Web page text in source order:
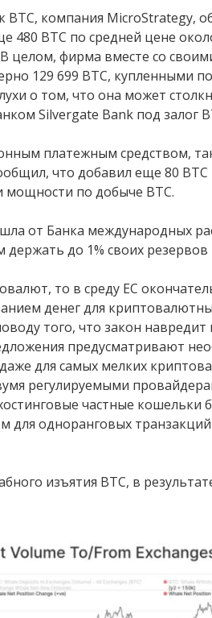
компания MicroStrategy,
480 BTC по средней цене
целом, фирма вместе со
129 699 BTC, купленными
о том, что она может
Silvergate Bank под залог
платежным средством,
что добавил еще 80 BTC
мощности по добыче BTC.
от Банка международных
до 1% своих резервов
то в среду ЕС
денег для
того, что закон
предусматривают
для самых мелких
регулируемыми
частные кошельки
для одноранговых
изъятия BTC, в